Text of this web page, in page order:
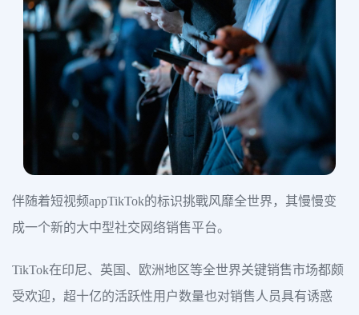
伴随着短视频appTikTok的标识挑戰风靡全世界，其慢慢变
成一个新的大中型社交网络销售平台。
TikTok在印尼、英国、欧洲地区等全世界关键销售市场都颇
受欢迎，超十亿的活跃性用户数量也对销售人员具有诱惑